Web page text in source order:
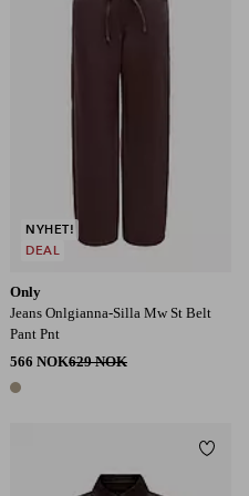
Only
Jeans Onlgianna-Silla Mw St Belt
Pant Pnt
566 NOK629 NOK
1 farge
NYHET!
DEAL